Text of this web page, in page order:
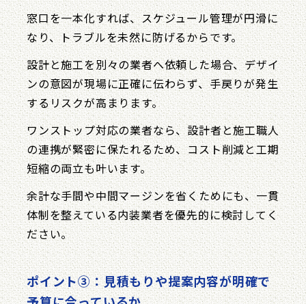
窓口を一本化すれば、スケジュール管理が円滑に
なり、トラブルを未然に防げるからです。
設計と施工を別々の業者へ依頼した場合、デザイ
ンの意図が現場に正確に伝わらず、手戻りが発生
するリスクが高まります。
ワンストップ対応の業者なら、設計者と施工職人
の連携が緊密に保たれるため、コスト削減と工期
短縮の両立も叶います。
余計な手間や中間マージンを省くためにも、一貫
体制を整えている内装業者を優先的に検討してく
ださい。
ポイント③：見積もりや提案内容が明確で